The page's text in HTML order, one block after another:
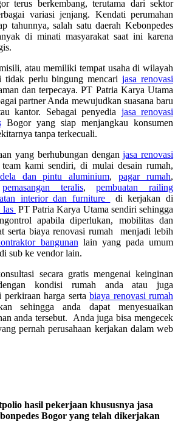
terus berkembang, terutama dari sektor
variasi jenjang. Kendati perumahan
tahunnya, salah satu daerah Kebonpedes
di minati masyarakat saat ini karena
atau memiliki tempat usaha di wilayah
tidak perlu bingung mencarijasa renovasi
dan terpecaya. PT Patria Karya Utama
partner Anda mewujudkan suasana baru
kantor. Sebagai penyedia jasa renovasi
Bogor yang siap menjangkau konsumen
tanpa terkecuali.
yang berhubungan denganjasa renovasi
kami sendiri, di mulai desain rumah,
dan pintu aluminium,pagar rumah,
pemasangan teralis,pembuatan railing
interior dan furniture
di kerjakan di
las PT Patria Karya Utama sendiri sehingga
apabila diperlukan, mobilitas dan
serta biaya renovasi rumah menjadi lebih
bangunan lain yang pada umum
sub ke vendor lain.
secara gratis mengenai keinginan
kondisi rumah anda atau juga
perkiraan harga sertabiaya renovasi rumah
sehingga anda dapat menyesuaikan
anda tersebut. Anda juga bisa mengecek
pernah perusahaan kerjakan dalam web
hasil pekerjaan khususnya jasa
Bogor yang telah dikerjakan